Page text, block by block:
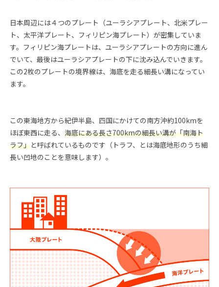
日本周辺には４つのプレート（ユーラシアプレート、北米プレー
ト、太平洋プレート、フィリピン海プレート）が密集していま
す。フィリピン海プレートは、ユーラシアプレートの方向に進ん
でいて、最後はユーラシアプレートの下に沈み込んでいきます。
この2枚のプレートの境界線は、海底を走る細長い溝になってい
ます。
この東海地方から紀伊半島、四国にかけての南方沖約100kmを
ほぼ東西に走る、 海底にある長さ700kmの細長い溝が「南海ト
ラフ」と呼ばれているものです（トラフ、とは海底地形のうち細
長い凹地のことを意味します）。